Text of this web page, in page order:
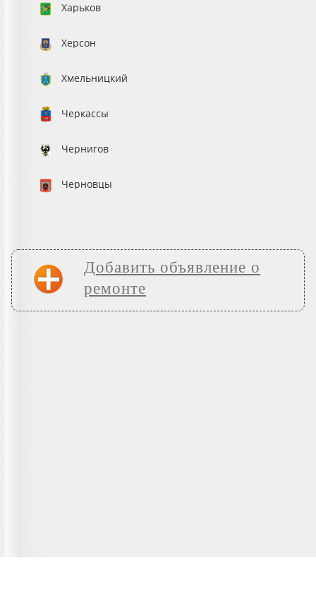
Харьков
Херсон
Хмельницкий
Черкассы
Чернигов
Черновцы
Добавить объявление о
ремонте